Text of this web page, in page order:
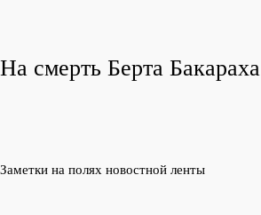
На смерть Берта Бакараха
Заметки на полях новостной ленты